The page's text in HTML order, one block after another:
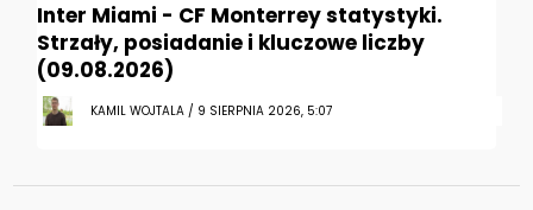
Inter Miami - CF Monterrey statystyki.
Strzały, posiadanie i kluczowe liczby
(09.08.2026)
KAMIL WOJTALA / 9 SIERPNIA 2026, 5:07